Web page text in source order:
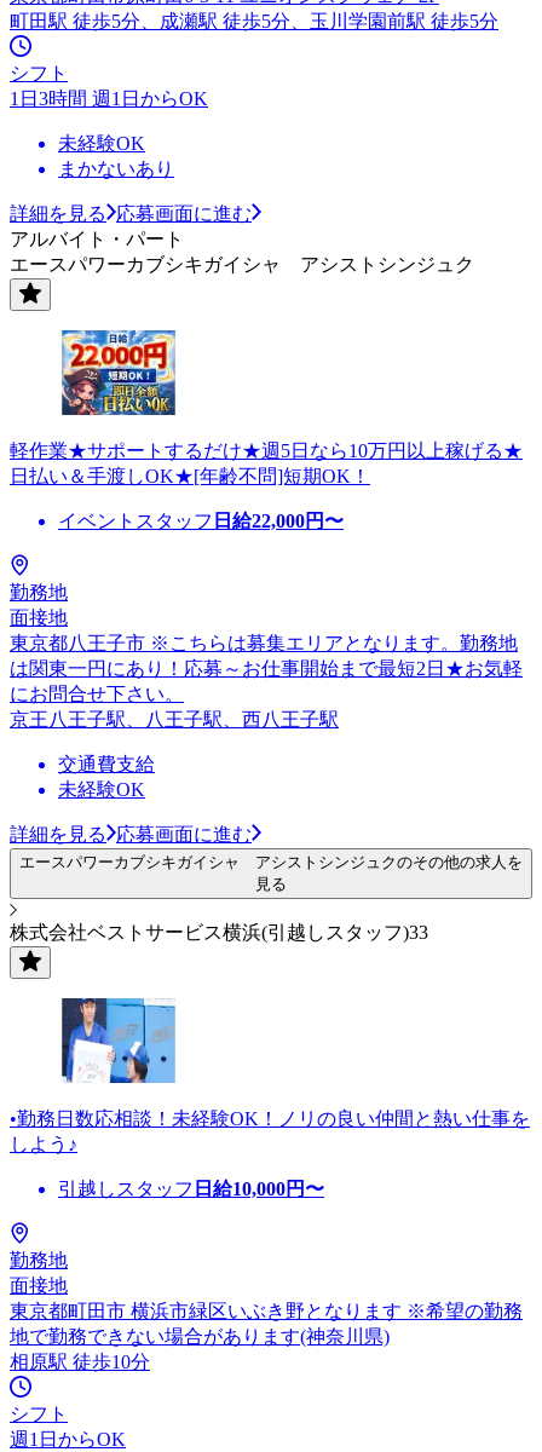
町田駅 徒歩5分、成瀬駅 徒歩5分、玉川学園前駅 徒歩5分
シフト
1日3時間 週1日からOK
未経験OK
まかないあり
詳細を見る
応募画面に進む
アルバイト・パート
エースパワーカブシキガイシャ アシストシンジュク
軽作業★サポートするだけ★週5日なら10万円以上稼げる★
日払い＆手渡しOK★[年齢不問]短期OK！
イベントスタッフ 日給22,000円〜
勤務地
面接地
東京都八王子市 ※こちらは募集エリアとなります。勤務地
は関東一円にあり！応募～お仕事開始まで最短2日★お気軽
にお問合せ下さい。
京王八王子駅、八王子駅、西八王子駅
交通費支給
未経験OK
詳細を見る 応募画面に進む
エースパワーカブシキガイシャ アシストシンジュクのその他の求人を
見る
株式会社ベストサービス横浜(引越しスタッフ)33
•勤務日数応相談！未経験OK！ノリの良い仲間と熱い仕事を
しよう♪
引越しスタッフ 日給10,000円〜
勤務地
面接地
東京都町田市 横浜市緑区いぶき野となります ※希望の勤務
地で勤務できない場合があります(神奈川県)
相原駅 徒歩10分
シフト
週1日からOK